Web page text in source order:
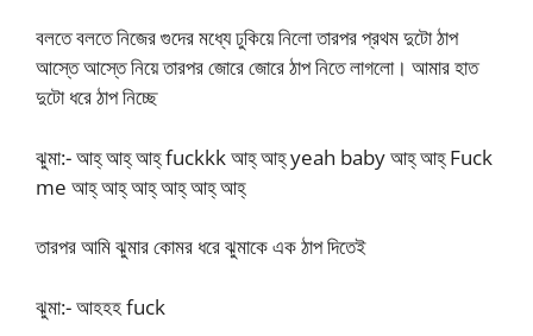
বলতে বলতে নিজের গুদের মধ্যে ঢুকিয়ে নিলো তারপর প্রথম দুটো ঠাপ
আস্তে আস্তে নিয়ে তারপর জোরে জোরে ঠাপ নিতে লাগলো। আমার হাত
দুটো ধরে ঠাপ নিচ্ছে
ঝুমা:- আহ্ আহ্ আহ্ fuckkk আহ্ আহ্ yeah baby আহ্ আহ্ Fuck
me আহ্ আহ্ আহ্ আহ্ আহ্ আহ্
তারপর আমি ঝুমার কোমর ধরে ঝুমাকে এক ঠাপ দিতেই
ঝুমা:- আহহহ fuck